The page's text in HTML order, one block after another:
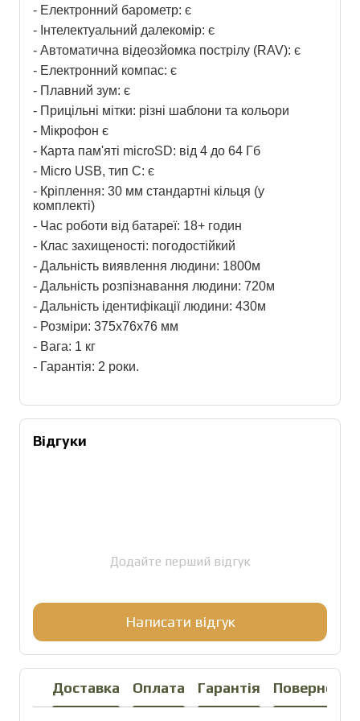
- Електронний барометр: є
- Інтелектуальний далекомір: є
- Автоматична відеозйомка пострілу (RAV): є
- Електронний компас: є
- Плавний зум: є
- Прицільні мітки: різні шаблони та кольори
- Мікрофон є
- Карта пам'яті microSD: від 4 до 64 Гб
- Micro USB, тип C: є
- Кріплення: 30 мм стандартні кільця (у
комплекті)
- Час роботи від батареї: 18+ годин
- Клас захищеності: погодостійкий
- Дальність виявлення людини: 1800м
- Дальність розпізнавання людини: 720м
- Дальність ідентифікації людини: 430м
- Розміри: 375x76x76 мм
- Вага: 1 кг
- Гарантія: 2 роки.
Відгуки
Додайте перший відгук
Написати відгук
Доставка Оплата Гарантія Повернення